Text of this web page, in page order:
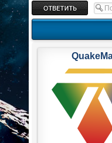
Ответить